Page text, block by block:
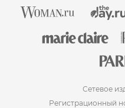
Сетевое
Регистрационный